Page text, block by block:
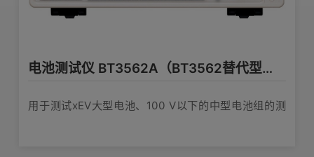
电池测试仪 BT3562A（BT3562替代型号）
用于测试xEV大型电池、100 V以下的中型电池组的测